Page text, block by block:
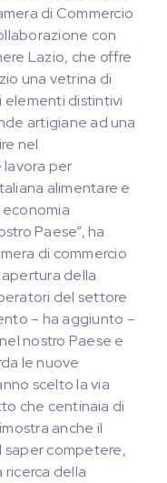
di Commercio
con
Lazio, che offre
una vetrina di
elementi distintivi
artigiane ad una
nel
lavora per
alimentare e
Paese”, ha
di commercio
della
del settore
– ha aggiunto –
nostro Paese e
le nuove
scelto la via
che centinaia di
anche il
saper competere,
ricerca della